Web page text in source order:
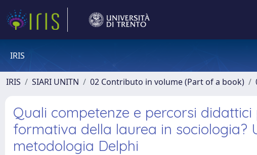
IRIS
IRIS SIARI UNITN 02 Contributo in volume (Part of a book)
Quali competenze e percorsi
formativa della laurea in sociologia?
metodologia Delphi